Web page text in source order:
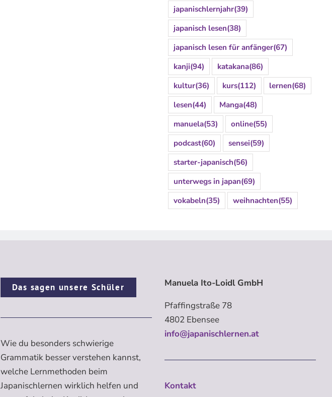
japanischlernjahr(39)
japanisch lesen(38)
japanisch lesen für anfänger(67)
kanji(94) katakana(86)
kultur(36) kurs(112) lernen(68)
lesen(44) Manga(48)
manuela(53) online(55)
podcast(60) sensei(59)
starter-japanisch(56)
unterwegs in japan(69)
vokabeln(35) weihnachten(55)
Das sagen unsere Schüler
Wie du besonders schwierige
Grammatik besser verstehen kannst,
welche Lernmethoden beim
Japanischlernen wirklich helfen und
Manuela Ito-Loidl GmbH
Pfaffingstraße 78
4802 Ebensee
info@japanischlernen.at
Kontakt